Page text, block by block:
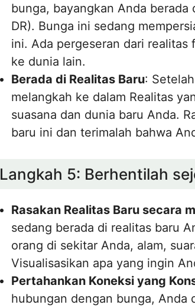
bunga, bayangkan Anda berada
DR). Bunga ini sedang
ini. Ada pergeseran dari realitas
ke dunia lain.
Berada di Realitas Baru:
melangkah ke dalam Realitas
suasana dan dunia baru Anda.
baru ini dan terimalah bahwa
Langkah 5: Berhentilah
Rasakan Realitas Baru secara
sedang berada di realitas baru
orang di sekitar Anda, alam,
Visualisasikan apa yang ingin
Pertahankan Koneksi yang
hubungan dengan bunga,